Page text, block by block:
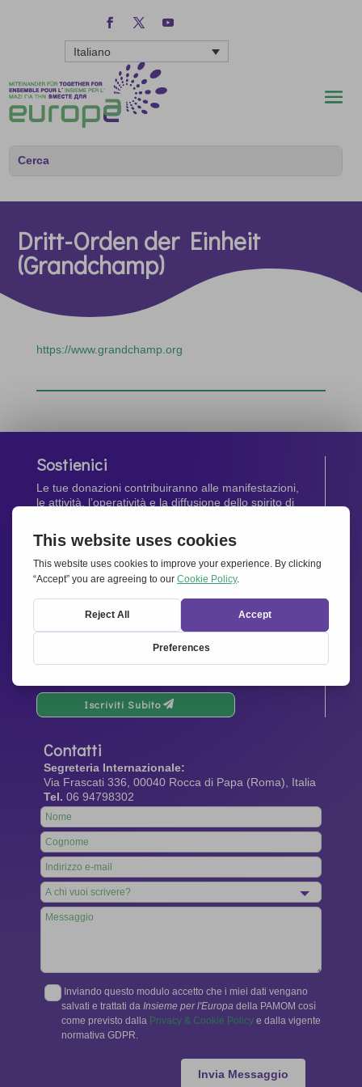
Italiano
Dritt-Orden der Einheit
(Grandchamp)
https://www.grandchamp.org
Sostienici
Le tue donazioni contribuiranno alle manifestazioni,
le attività, l’operatività e la diffusione dello spirito di
Dona Ora
Newsletter
Rimani aggiornato di tutte le ultime notizie dalla
Iscriviti Subito
Contatti
Segreteria Internazionale:
Via Frascati 336, 00040 Rocca di Papa (Roma), Italia
Tel. 06 94798302
Leave
this
field
blank
Inviando questo modulo accetto che i miei dati vengano
salvati e trattati da Insieme per l'Europa della PAMOM così
come previsto dalla Privacy & Cookie Policy e dalla vigente
normativa GDPR.
Invia Messaggio